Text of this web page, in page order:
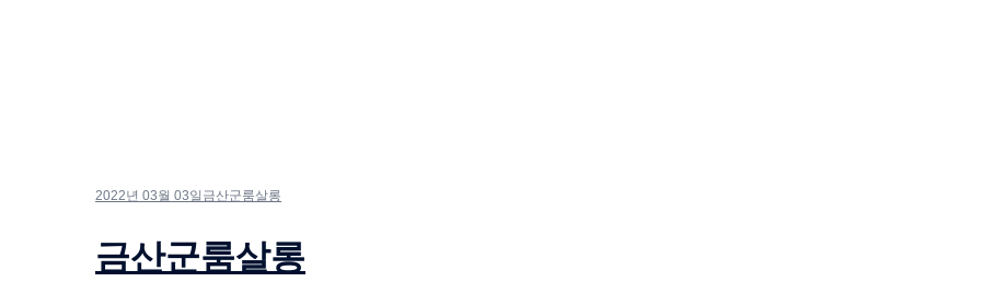
2022년 03월 03일 금산군룸살롱
금산군룸살롱